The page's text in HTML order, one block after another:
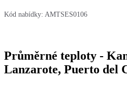
Kód nabídky: AMTSES0106
Průměrné teploty -
Lanzarote, Puerto del